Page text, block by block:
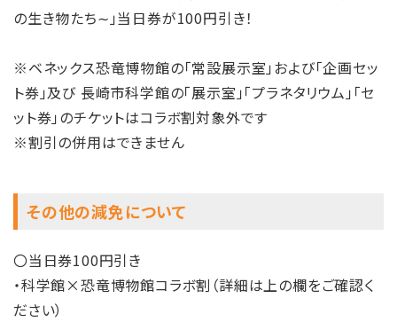
の生き物たち∼」当日券が100円引き！
※ベネックス恐竜博物館の「常設展示室」および「企画セッ
ト券」及び 長崎市科学館の「展示室」「プラネタリウム」「セ
ット券」のチケットはコラボ割対象外です
※割引の併用はできません
その他の減免について
〇当日券100円引き
・科学館×恐竜博物館コラボ割（詳細は上の欄をご確認く
ださい）